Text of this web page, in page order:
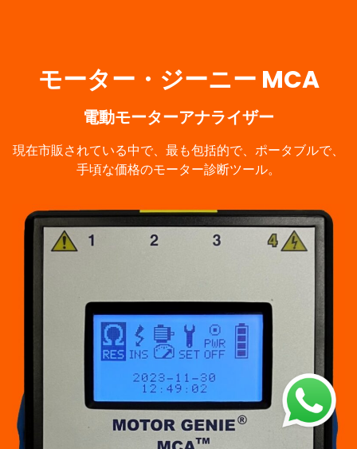
モーター・ジーニー MCA
電動モーターアナライザー
現在市販されている中で、最も包括的で、ポータブルで、
手頃な価格のモーター診断ツール。